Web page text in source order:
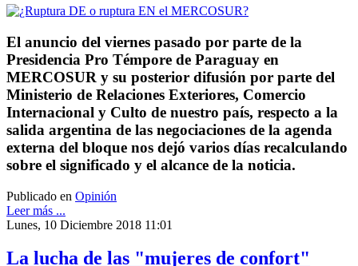
El anuncio del viernes pasado por parte de la
Presidencia Pro Témpore de Paraguay en
MERCOSUR y su posterior difusión por parte del
Ministerio de Relaciones Exteriores, Comercio
Internacional y Culto de nuestro país, respecto a la
salida argentina de las negociaciones de la agenda
externa del bloque nos dejó varios días recalculando
sobre el significado y el alcance de la noticia.
Publicado en Opinión
Leer más ...
Lunes, 10 Diciembre 2018 11:01
La lucha de las "mujeres de confort"